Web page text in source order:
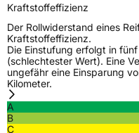
ZustandNeureifen
M+SJa
Verstärkt
XL
EU Label
Kraftstoffeffizienz
Der Rollwiderstand eines
Kraftstoffeffizienz.
Die Einstufung erfolgt in
(schlechtester Wert). Eine
ungefähr eine Einsparung
Kilometer.
A
B
C